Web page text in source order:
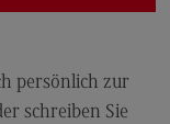
persönlich zur
schreiben Sie